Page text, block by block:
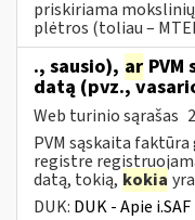
priskiriama
plėtros (toliau –
., sausio), ar
datą (pvz.,
Web turinio sąrašas
PVM sąskaita
registre
datą, tokią, kokia
DUK: DUK - Apie i.SAF